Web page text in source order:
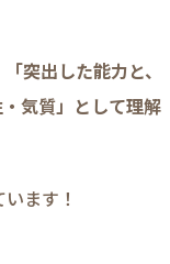
突出した能力と、
気質」として理解
ます！